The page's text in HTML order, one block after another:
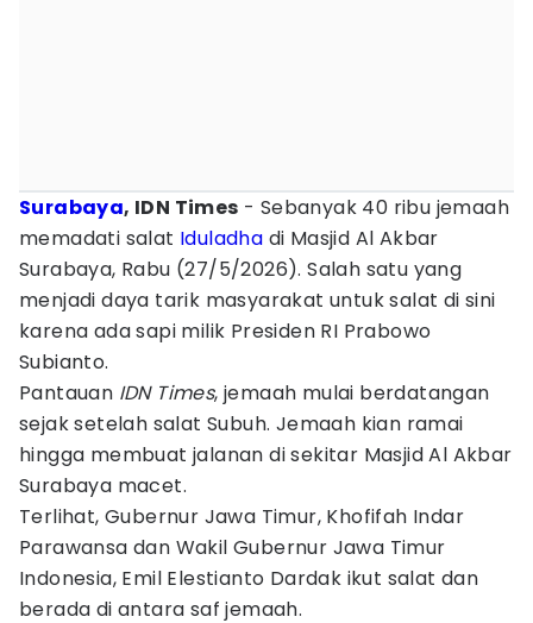
Surabaya, IDN Times - Sebanyak 40 ribu jemaah
memadati salat Iduladha di Masjid Al Akbar
Surabaya, Rabu (27/5/2026). Salah satu yang
menjadi daya tarik masyarakat untuk salat di sini
karena ada sapi milik Presiden RI Prabowo
Subianto.
Pantauan IDN Times, jemaah mulai berdatangan
sejak setelah salat Subuh. Jemaah kian ramai
hingga membuat jalanan di sekitar Masjid Al Akbar
Surabaya macet.
Terlihat, Gubernur Jawa Timur, Khofifah Indar
Parawansa dan Wakil Gubernur Jawa Timur
Indonesia, Emil Elestianto Dardak ikut salat dan
berada di antara saf jemaah.